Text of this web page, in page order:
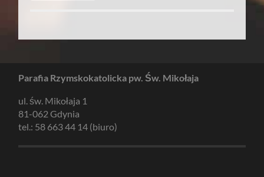
Parafia Rzymskokatolicka pw. Św. Mikołaja
ul. św. Mikołaja 1
81-062 Gdynia
tel.: 58 663 44 14 (biuro)